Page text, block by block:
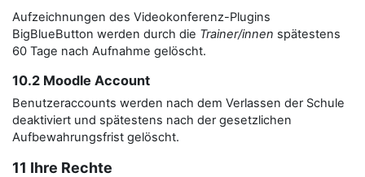
Aufzeichnungen des Videokonferenz-Plugins
BigBlueButton werden durch die Trainer/innen spätestens
60 Tage nach Aufnahme gelöscht.
10.2 Moodle Account
Benutzeraccounts werden nach dem Verlassen der Schule
deaktiviert und spätestens nach der gesetzlichen
Aufbewahrungsfrist gelöscht.
11 Ihre Rechte